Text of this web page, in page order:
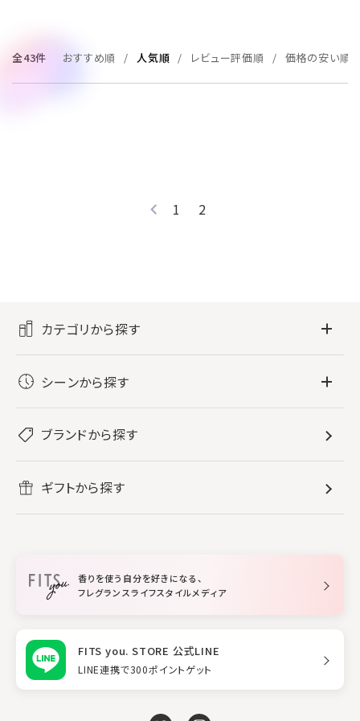
全43件 おすすめ順 人気順 レビュー評価順 価格の安い順
1 2
カテゴリから探す
レディース香水
メンズ香水
ボディミスト・スプレー
バス・ボディケア
すべてのバス・ボディケア
ボディ・ハンドクリーム
入浴剤
ホームフレグランス
ルームフレグランス
スタイリング
シーンから探す
リフレッシュしたい
ブランドから探す
ギフトから探す
香りを使う自分を好きになる、
フレグランスライフスタイルメディア
FITS you. STORE 公式LINE
LINE連携で300ポイントゲット